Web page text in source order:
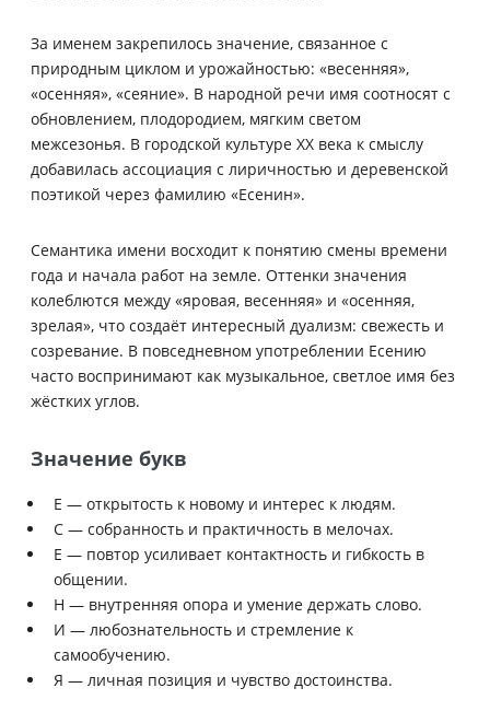
За именем закрепилось значение, связанное с
природным циклом и урожайностью: «весенняя»,
«осенняя», «сеяние». В народной речи имя соотносят с
обновлением, плодородием, мягким светом
межсезонья. В городской культуре XX века к смыслу
добавилась ассоциация с лиричностью и деревенской
поэтикой через фамилию «Есенин».
Семантика имени восходит к понятию смены времени
года и начала работ на земле. Оттенки значения
колеблются между «яровая, весенняя» и «осенняя,
зрелая», что создаёт интересный дуализм: свежесть и
созревание. В повседневном употреблении Есению
часто воспринимают как музыкальное, светлое имя без
жёстких углов.
Значение букв
Е — открытость к новому и интерес к людям.
С — собранность и практичность в мелочах.
Е — повтор усиливает контактность и гибкость в
общении.
Н — внутренняя опора и умение держать слово.
И — любознательность и стремление к
самообучению.
Я — личная позиция и чувство достоинства.